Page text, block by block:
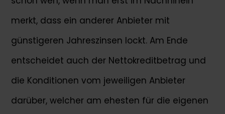
merkt, dass ein anderer Anbieter mit
günstigeren Jahreszinsen lockt. Am Ende
entscheidet auch der Nettokreditbetrag und
die Konditionen vom jeweiligen Anbieter
darüber, welcher am ehesten für die eigenen